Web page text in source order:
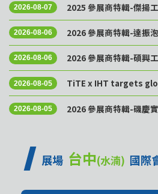
2026-08-07 2025 參展商特輯-傑揚
2026-08-06 2026 參展商特輯-達振
2026-08-06 2026 參展商特輯-碩興
2026-08-05
TiTE x IHT targets
Golden Sourcing
2026-08-05 2026 參展商特輯-磯慶
展場 台中(水湳) 國際